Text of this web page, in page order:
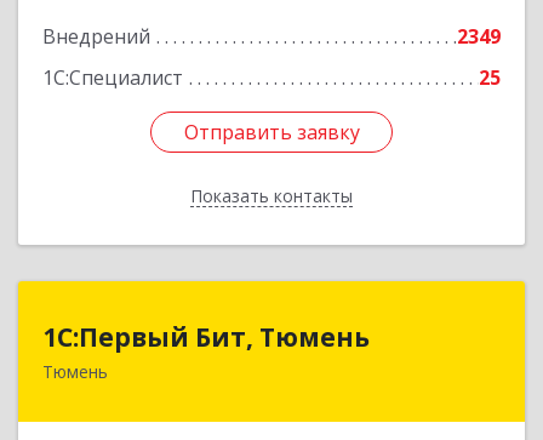
Внедрений
2349
1С:Специалист
25
Отправить заявку
Показать контакты
Отправить заявку
Назад
1С:Первый Бит, Тюмень
Тюмень
1С:Первый Бит, Тюмень
625000, Тюменская обл, Тюмень г, Республики